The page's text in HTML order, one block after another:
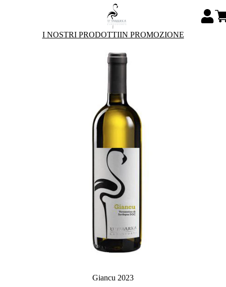
I NOSTRI PRODOTTIIN PROMOZIONE
Giancu 2023